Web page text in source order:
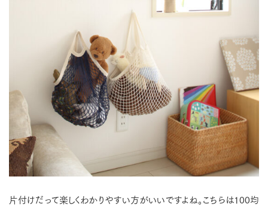
片付けだって楽しくわかりやすい方がいいですよね。こちらは100均